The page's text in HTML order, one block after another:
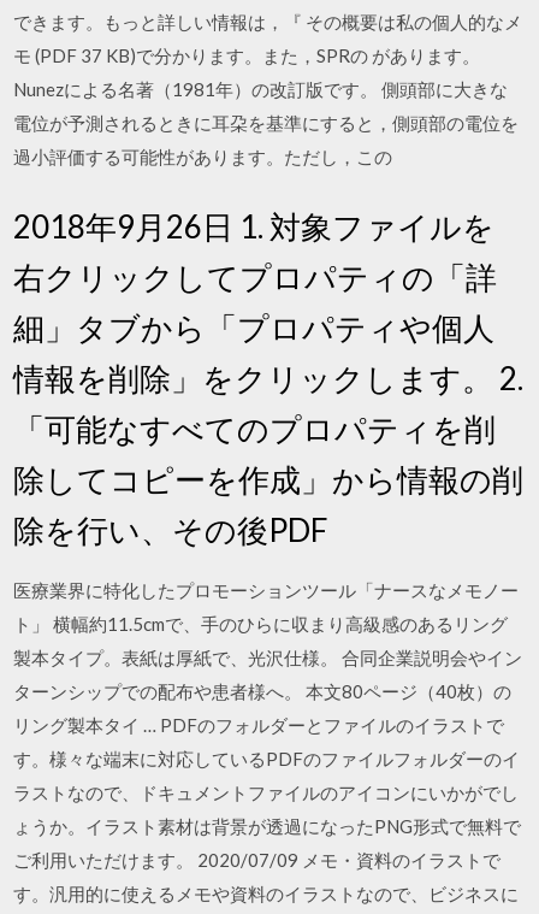
できます。もっと詳しい情報は，『 その概要は私の個人的なメ
モ (PDF 37 KB)で分かります。また，SPRの があります。
Nunezによる名著（1981年）の改訂版です。 側頭部に大きな
電位が予測されるときに耳朶を基準にすると，側頭部の電位を
過小評価する可能性があります。ただし，この
2018年9月26日 1. 対象ファイルを
右クリックしてプロパティの「詳
細」タブから「プロパティや個人
情報を削除」をクリックします。 2.
「可能なすべてのプロパティを削
除してコピーを作成」から情報の削
除を行い、その後PDF
医療業界に特化したプロモーションツール「ナースなメモノー
ト」 横幅約11.5cmで、手のひらに収まり高級感のあるリング
製本タイプ。表紙は厚紙で、光沢仕様。 合同企業説明会やイン
ターンシップでの配布や患者様へ。 本文80ページ（40枚）の
リング製本タイ … PDFのフォルダーとファイルのイラストで
す。様々な端末に対応しているPDFのファイルフォルダーのイ
ラストなので、ドキュメントファイルのアイコンにいかがでし
ょうか。イラスト素材は背景が透過になったPNG形式で無料で
ご利用いただけます。 2020/07/09 メモ・資料のイラストで
す。汎用的に使えるメモや資料のイラストなので、ビジネスに